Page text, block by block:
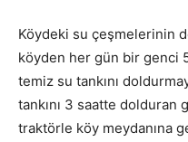
Köydeki su çeşmelerinin
köyden her gün bir genci
temiz su tankını
tankını 3 saatte dolduran
traktörle köy meydanına